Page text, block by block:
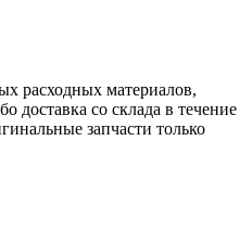
расходных материалов,
доставка со склада в течение
запчасти только